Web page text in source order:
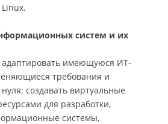
систем и их
адаптировать имеющуюся ИТ-
требования и
создавать виртуальные
для разработки,
системы,